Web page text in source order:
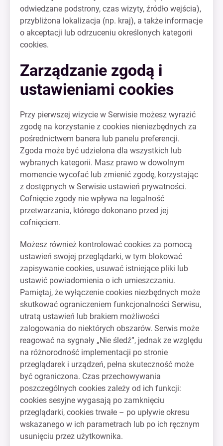
odwiedzane podstrony, czas wizyty, źródło wejścia),
przybliżona lokalizacja (np. kraj), a także informacje
o akceptacji lub odrzuceniu określonych kategorii
cookies.
Zarządzanie zgodą i
ustawieniami cookies
Przy pierwszej wizycie w Serwisie możesz wyrazić
zgodę na korzystanie z cookies nieniezbędnych za
pośrednictwem banera lub panelu preferencji.
Zgoda może być udzielona dla wszystkich lub
wybranych kategorii. Masz prawo w dowolnym
momencie wycofać lub zmienić zgodę, korzystając
z dostępnych w Serwisie ustawień prywatności.
Cofnięcie zgody nie wpływa na legalność
przetwarzania, którego dokonano przed jej
cofnięciem.
Możesz również kontrolować cookies za pomocą
ustawień swojej przeglądarki, w tym blokować
zapisywanie cookies, usuwać istniejące pliki lub
ustawić powiadomienia o ich umieszczaniu.
Pamiętaj, że wyłączenie cookies niezbędnych może
skutkować ograniczeniem funkcjonalności Serwisu,
utratą ustawień lub brakiem możliwości
zalogowania do niektórych obszarów. Serwis może
reagować na sygnały „Nie śledź”, jednak ze względu
na różnorodność implementacji po stronie
przeglądarek i urządzeń, pełna skuteczność może
być ograniczona. Czas przechowywania
poszczególnych cookies zależy od ich funkcji:
cookies sesyjne wygasają po zamknięciu
przeglądarki, cookies trwałe – po upływie okresu
wskazanego w ich parametrach lub po ich ręcznym
usunięciu przez użytkownika.